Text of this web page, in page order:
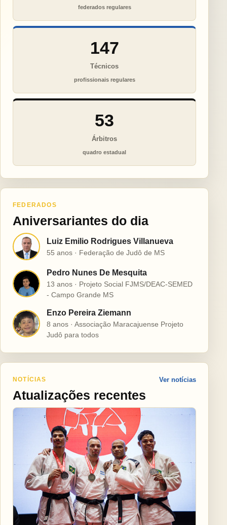
federados regulares
147
Técnicos
profissionais regulares
53
Árbitros
quadro estadual
FEDERADOS
Aniversariantes do dia
L Luiz Emilio Rodrigues Villanueva
55 anos · Federação de Judô de MS
P
Pedro Nunes De Mesquita
13 anos · Projeto Social FJMS/DEAC-SEMED
- Campo Grande MS
E
Enzo Pereira Ziemann
8 anos · Associação Maracajuense Projeto
Judô para todos
NOTÍCIAS
Atualizações recentes
Ver notícias